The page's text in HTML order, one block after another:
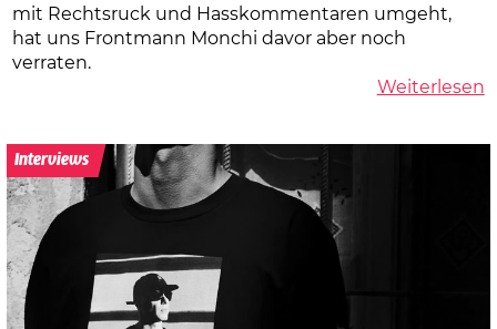
mit Rechtsruck und Hasskommentaren umgeht,
hat uns Frontmann Monchi davor aber noch
verraten.
Weiterlesen
Interviews